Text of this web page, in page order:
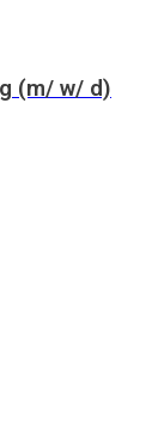
(m/ w/ d)